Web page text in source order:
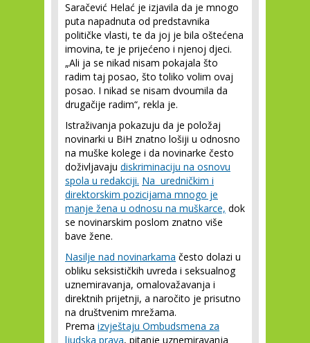
Saračević Helać je izjavila da je mnogo
puta napadnuta od predstavnika
političke vlasti, te da joj je bila oštećena
imovina, te je prijećeno i njenoj djeci.
„Ali ja se nikad nisam pokajala što
radim taj posao, što toliko volim ovaj
posao. I nikad se nisam dvoumila da
drugačije radim“, rekla je.
Istraživanja pokazuju da je položaj
novinarki u BiH znatno lošiji u odnosno
na muške kolege i da novinarke često
doživljavaju diskriminaciju na osnovu
spola u redakciji. Na uredničkim i
direktorskim pozicijama mnogo je
manje žena u odnosu na muškarce, dok
se novinarskim poslom znatno više
bave žene.
Nasilje nad novinarkama često dolazi u
obliku seksističkih uvreda i seksualnog
uznemiravanja, omalovažavanja i
direktnih prijetnji, a naročito je prisutno
na društvenim mrežama.
Prema izvještaju Ombudsmena za
ljudska prava, pitanje uznemiravanja